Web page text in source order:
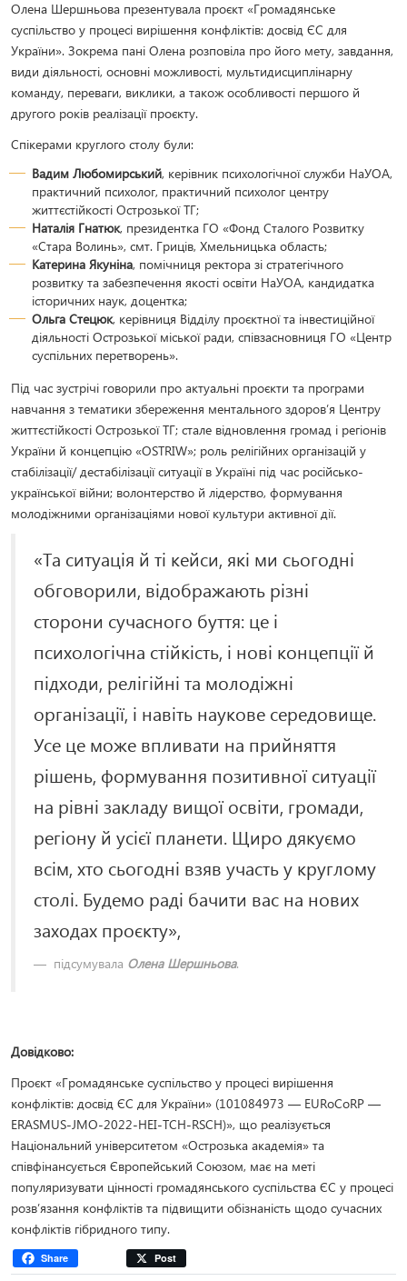
Олена Шершньова презентувала проєкт «Громадянське
суспільство у процесі вирішення конфліктів: досвід ЄС для
України». Зокрема пані Олена розповіла про його мету, завдання,
види діяльності, основні можливості, мультидисциплінарну
команду, переваги, виклики, а також особливості першого й
другого років реалізації проєкту.
Спікерами круглого столу були:
Вадим Любомирський, керівник психологічної служби НаУОА,
практичний психолог, практичний психолог центру
життєстійкості Острозької ТГ;
Наталія Гнатюк, президентка ГО «Фонд Сталого Розвитку
«Стара Волинь», смт. Гриців, Хмельницька область;
Катерина Якуніна, помічниця ректора зі стратегічного
розвитку та забезпечення якості освіти НаУОА, кандидатка
історичних наук, доцентка;
Ольга Стецюк, керівниця Відділу проєктної та інвестиційної
діяльності Острозької міської ради, співзасновниця ГО «Центр
суспільних перетворень».
Під час зустрічі говорили про актуальні проєкти та програми
навчання з тематики збереження ментального здоров’я Центру
життєстійкості Острозької ТГ; стале відновлення громад і регіонів
України й концепцію «OSTRIW»; роль релігійних організацій у
стабілізації/ дестабілізації ситуації в Україні під час російсько-
української війни; волонтерство й лідерство, формування
молодіжними організаціями нової культури активної дії.
«Та ситуація й ті кейси, які ми сьогодні
обговорили, відображають різні
сторони сучасного буття: це і
психологічна стійкість, і нові концепції й
підходи, релігійні та молодіжні
організації, і навіть наукове середовище.
Усе це може впливати на прийняття
рішень, формування позитивної ситуації
на рівні закладу вищої освіти, громади,
регіону й усієї планети. Щиро дякуємо
всім, хто сьогодні взяв участь у круглому
столі. Будемо раді бачити вас на нових
заходах проєкту»,
підсумувала Олена Шершньова.
Довідково:
Проєкт «Громадянське суспільство у процесі вирішення
конфліктів: досвід ЄС для України» (101084973 — EURoCoRP —
ERASMUS-JMO-2022-HEI-TCH-RSCH)», що реалізується
Національний університетом «Острозька академія» та
співфінансується Європейський Союзом, має на меті
популяризувати цінності громадянського суспільства ЄС у процесі
розв’язання конфліктів та підвищити обізнаність щодо сучасних
конфліктів гібридного типу.
Share Post